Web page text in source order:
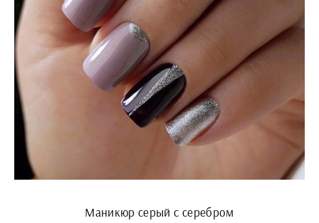
Маникюр серый с серебром